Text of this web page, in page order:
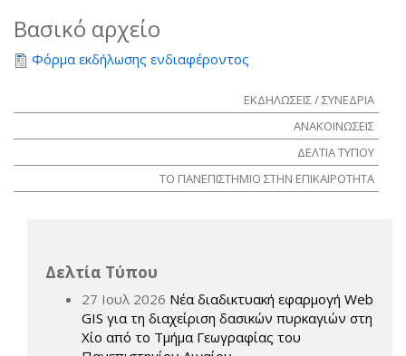
Βασικό αρχείο
Φόρμα εκδήλωσης ενδιαφέροντος
ΕΚΔΗΛΩΣΕΙΣ / ΣΥΝΕΔΡΙΑ
ΑΝΑΚΟΙΝΩΣΕΙΣ
ΔΕΛΤΙΑ ΤΥΠΟΥ
ΤΟ ΠΑΝΕΠΙΣΤΗΜΙΟ ΣΤΗΝ ΕΠΙΚΑΙΡΟΤΗΤΑ
Δελτία Τύπου
27 Ιουλ 2026 Νέα διαδικτυακή εφαρμογή Web
GIS για τη διαχείριση δασικών πυρκαγιών στη
Χίο από το Τμήμα Γεωγραφίας του